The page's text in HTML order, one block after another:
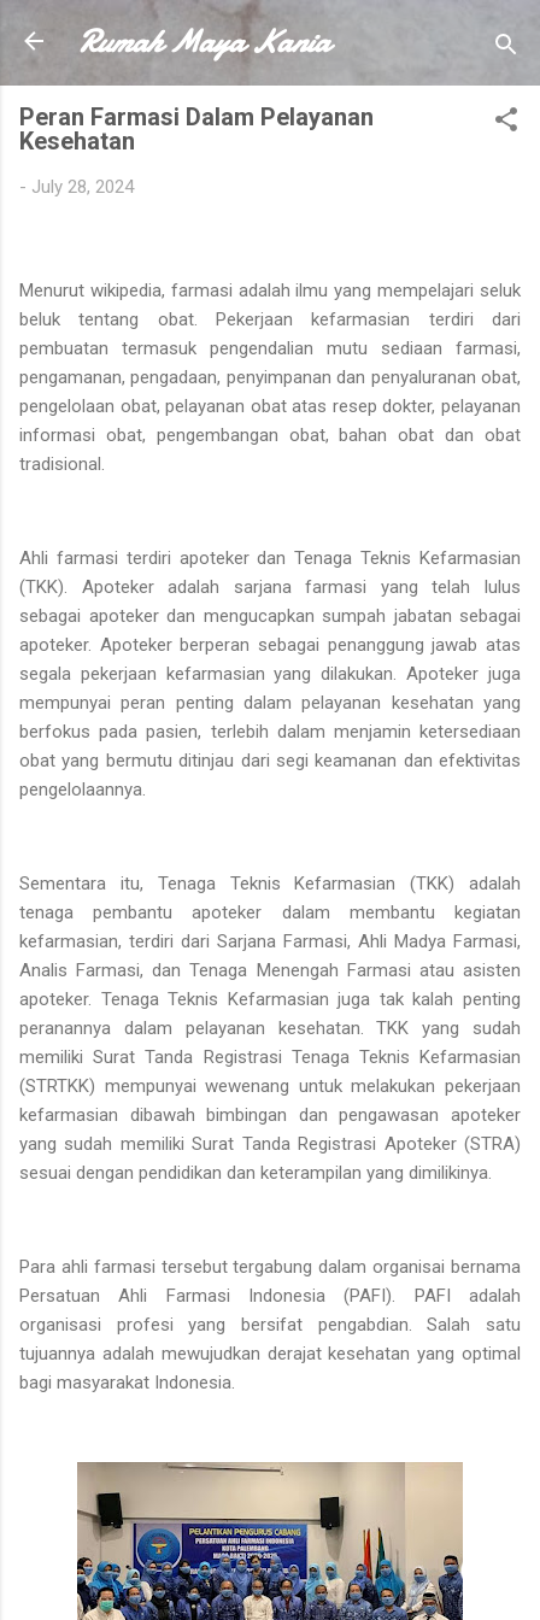
Skip to main content
Rumah Maya Kania
Peran Farmasi Dalam Pelayanan
Kesehatan
- July 28, 2024
Menurut wikipedia, farmasi adalah ilmu yang mempelajari seluk
beluk tentang obat. Pekerjaan kefarmasian terdiri dari
pembuatan termasuk pengendalian mutu sediaan farmasi,
pengamanan, pengadaan, penyimpanan dan penyaluranan obat,
pengelolaan obat, pelayanan obat atas resep dokter, pelayanan
informasi obat, pengembangan obat, bahan obat dan obat
tradisional.
Ahli farmasi terdiri apoteker dan Tenaga Teknis Kefarmasian
(TKK). Apoteker adalah sarjana farmasi yang telah lulus
sebagai apoteker dan mengucapkan sumpah jabatan sebagai
apoteker. Apoteker berperan sebagai penanggung jawab atas
segala pekerjaan kefarmasian yang dilakukan. Apoteker juga
mempunyai peran penting dalam pelayanan kesehatan yang
berfokus pada pasien, terlebih dalam menjamin ketersediaan
obat yang bermutu ditinjau dari segi keamanan dan efektivitas
pengelolaannya.
Sementara itu, Tenaga Teknis Kefarmasian (TKK) adalah
tenaga pembantu apoteker dalam membantu kegiatan
kefarmasian, terdiri dari Sarjana Farmasi, Ahli Madya Farmasi,
Analis Farmasi, dan Tenaga Menengah Farmasi atau asisten
apoteker. Tenaga Teknis Kefarmasian juga tak kalah penting
peranannya dalam pelayanan kesehatan. TKK yang sudah
memiliki Surat Tanda Registrasi Tenaga Teknis Kefarmasian
(STRTKK) mempunyai wewenang untuk melakukan pekerjaan
kefarmasian dibawah bimbingan dan pengawasan apoteker
yang sudah memiliki Surat Tanda Registrasi Apoteker (STRA)
sesuai dengan pendidikan dan keterampilan yang dimilikinya.
Para ahli farmasi tersebut tergabung dalam organisai bernama
Persatuan Ahli Farmasi Indonesia (PAFI). PAFI adalah
organisasi profesi yang bersifat pengabdian. Salah satu
tujuannya adalah mewujudkan derajat kesehatan yang optimal
bagi masyarakat Indonesia.